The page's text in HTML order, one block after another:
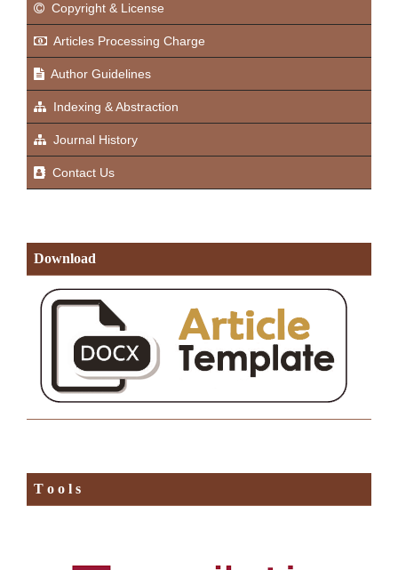
Copyright & License
Articles Processing Charge
Author Guidelines
Indexing & Abstraction
Journal History
Contact Us
Download
T o o l s